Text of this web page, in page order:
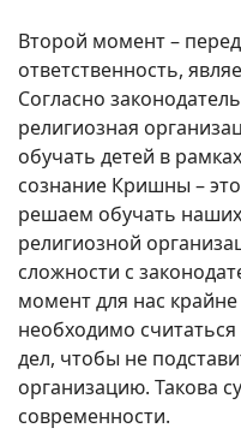
Второй момент –
ответственность,
Согласно
религиозная
обучать детей в
сознание Кришны –
решаем обучать
религиозной
сложности с
момент для нас
необходимо
дел, чтобы не
организацию. Такова
современности.